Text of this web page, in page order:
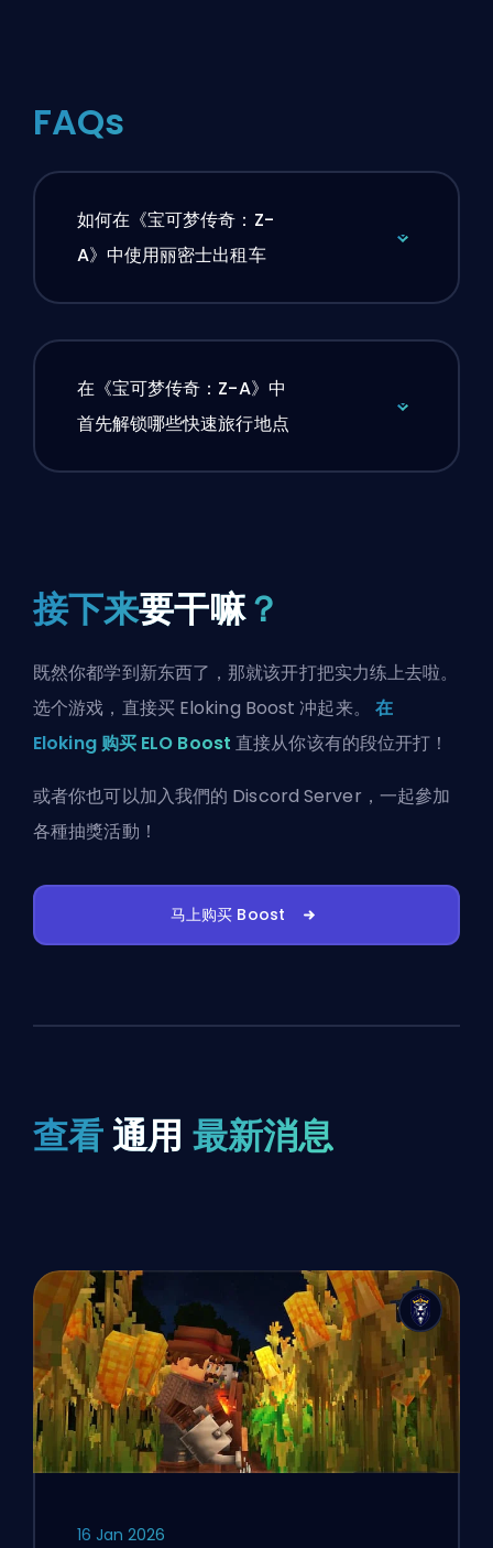
FAQs
如何在《宝可梦传奇：Z-
A》中使用丽密士出租车
在《宝可梦传奇：Z-A》中
首先解锁哪些快速旅行地点
接下来要干嘛？
既然你都学到新东西了，那就该开打把实力练上去啦。
选个游戏，直接买 Eloking Boost 冲起来。 在
Eloking 购买 ELO Boost 直接从你该有的段位开打！
或者你也可以加入我們的 Discord Server ，一起參加
各種抽獎活動！
马上购买 Boost
查看通用 最新消息
16 Jan 2026